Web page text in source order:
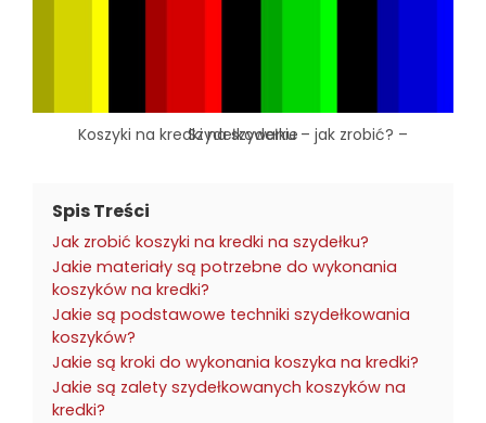
Koszyki na kredki na szydełku – jak zrobić? – Szydełkowanie
Spis Treści
Jak zrobić koszyki na kredki na szydełku?
Jakie materiały są potrzebne do wykonania
koszyków na kredki?
Jakie są podstawowe techniki szydełkowania
koszyków?
Jakie są kroki do wykonania koszyka na kredki?
Jakie są zalety szydełkowanych koszyków na
kredki?